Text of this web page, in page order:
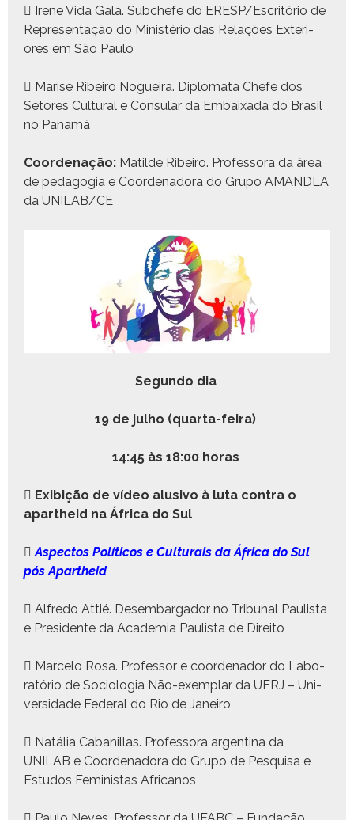
 Irene Vida Gala. Sub­chefe do ERESP/Escritório de
Rep­re­sen­tação do Min­istério das Relações Exte­ri­
ores em São Paulo
 Marise Ribeiro Nogueira. Diplo­ma­ta Chefe dos
Setores Cul­tur­al e Con­sular da Embaix­a­da do Brasil
no Panamá
Coor­de­nação: Matilde Ribeiro. Pro­fes­so­ra da área
de ped­a­gogia e Coor­de­nado­ra do Grupo AMANDLA
da UNILAB/CE
Segun­do dia
19 de jul­ho (quar­ta-feira)
14:45 às 18:00 horas
 Exibição de vídeo alu­si­vo à luta con­tra o
apartheid na África do Sul
 Aspec­tos Políti­cos e Cul­tur­ais da África do Sul
pós Apartheid
 Alfre­do Attié. Desem­bar­gador no Tri­bunal Paulista
e Pres­i­dente da Acad­e­mia Paulista de Dire­ito
 Marce­lo Rosa. Pro­fes­sor e coor­de­nador do Lab­o­
ratório de Soci­olo­gia Não-exem­plar da UFRJ – Uni­
ver­si­dade Fed­er­al do Rio de Janeiro
 Natália Caban­il­las. Pro­fes­so­ra argenti­na da
UNILAB e Coor­de­nado­ra do Grupo de Pesquisa e
Estu­dos Fem­i­nistas Africanos